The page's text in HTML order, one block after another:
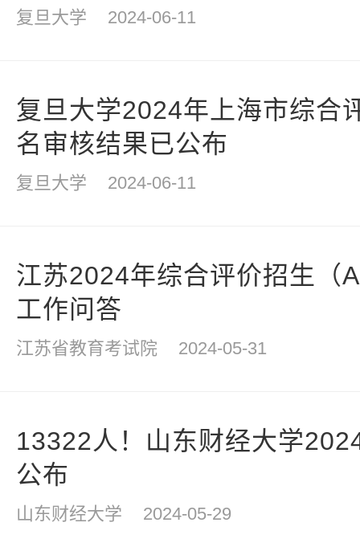
复旦大学 2024-06-11
复旦大学2024年上海市综合
名审核结果已公布
复旦大学 2024-06-11
江苏2024年综合评价招生（
工作问答
江苏省教育考试院 2024-05-31
13322人！山东财经大学
公布
山东财经大学 2024-05-29